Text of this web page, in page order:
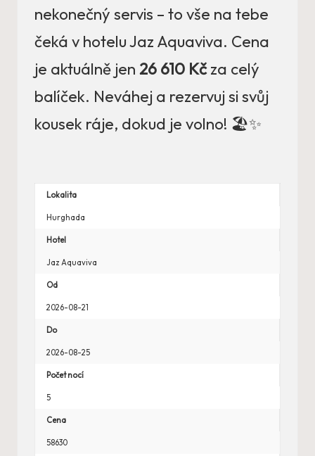
nekonečný servis – to vše na tebe
čeká v hotelu Jaz Aquaviva. Cena
je aktuálně jen 26 610 Kčza celý
balíček. Neváhej a rezervuj si svůj
kousek ráje, dokud je volno! 🏖️✨
Lokalita
Hurghada
Hotel
Jaz Aquaviva
Od
2026-08-21
Do
2026-08-25
Počet nocí
5
Cena
58630